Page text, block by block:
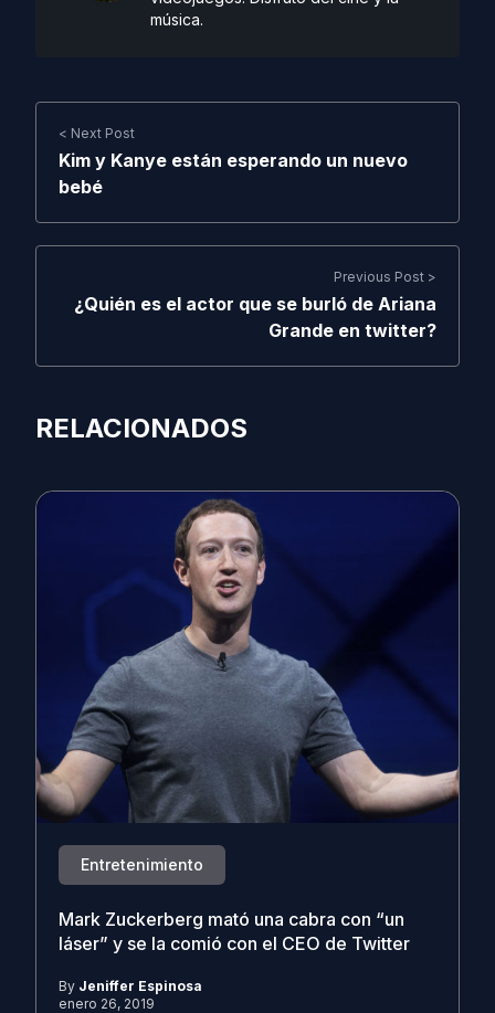
música.
< Next Post
Kim y Kanye están esperando un nuevo
bebé
Previous Post >
¿Quién es el actor que se burló de Ariana
Grande en twitter?
RELACIONADOS
Entretenimiento
Mark Zuckerberg mató una cabra con “un
láser” y se la comió con el CEO de Twitter
By Jeniffer Espinosa
enero 26, 2019